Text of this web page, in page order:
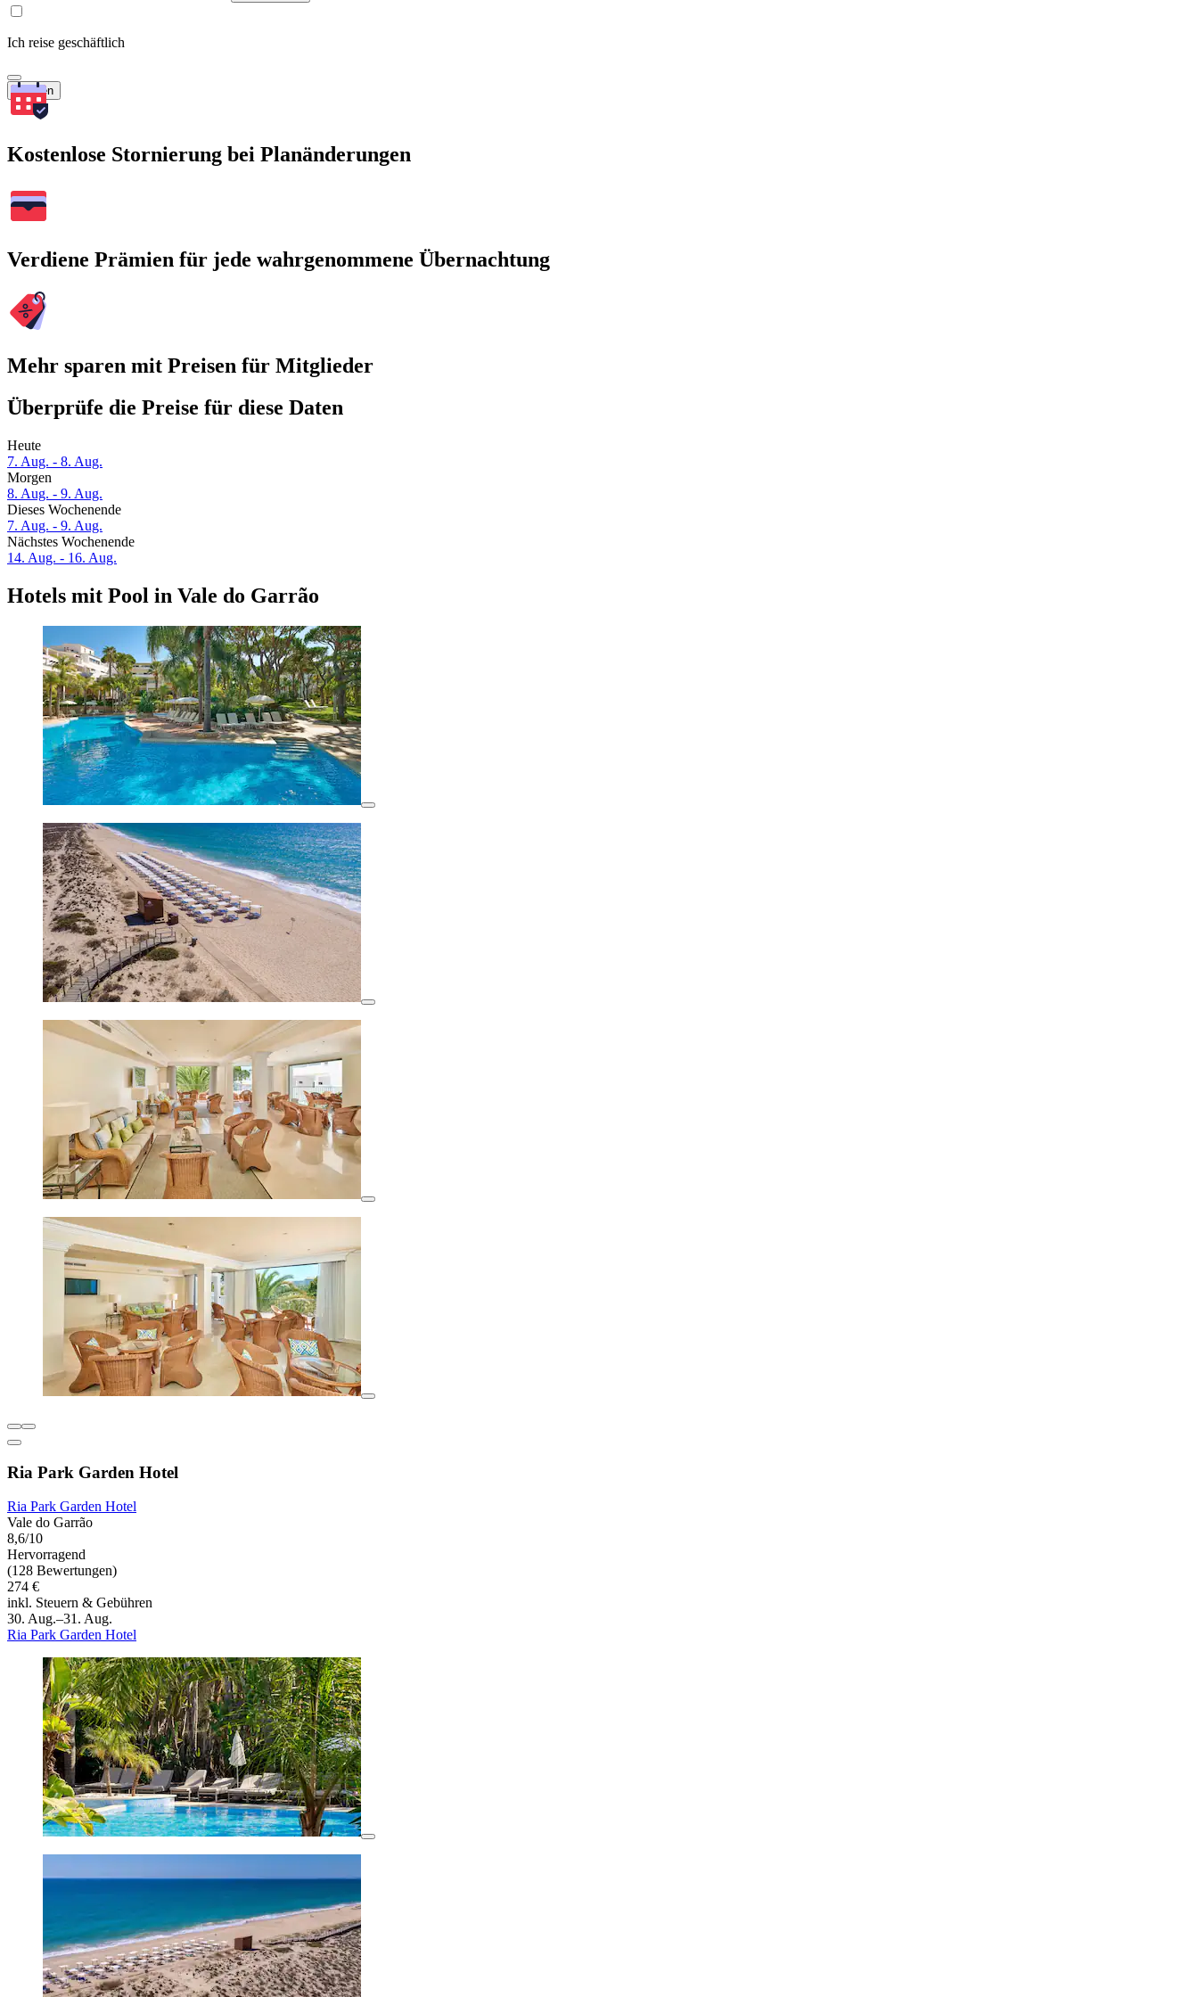
Ich reise geschäftlich
Suchen
Kostenlose Stornierung bei Planänderungen
Verdiene Prämien für jede wahrgenommene Übernachtung
Mehr sparen mit Preisen für Mitglieder
Überprüfe die Preise für diese Daten
Heute
7. Aug. - 8. Aug.
Morgen
8. Aug. - 9. Aug.
Dieses Wochenende
7. Aug. - 9. Aug.
Nächstes Wochenende
14. Aug. - 16. Aug.
Hotels mit Pool in Vale do Garrão
Ria Park Garden Hotel
Ria Park Garden Hotel
Vale do Garrão
8,6/10
Hervorragend
(128 Bewertungen)
274 €
inkl. Steuern & Gebühren
30. Aug.–31. Aug.
Ria Park Garden Hotel